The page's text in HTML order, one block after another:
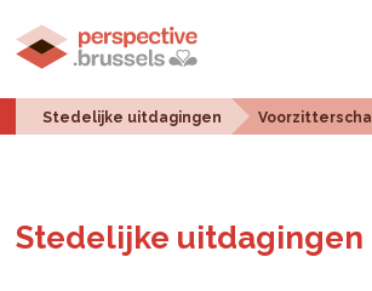
Stedelijke uitdagingen
Ste­de­lij­ke uit­da­gin­gen